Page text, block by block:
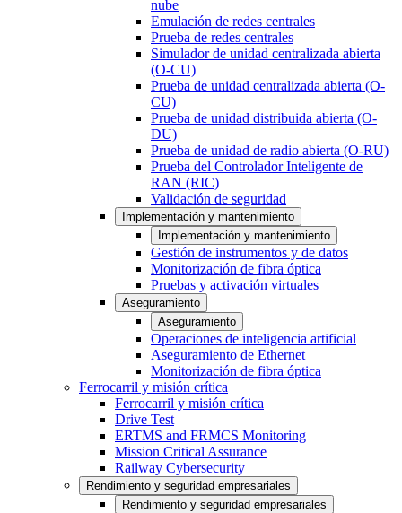
nube
Emulación de redes centrales
Prueba de redes centrales
Simulador de unidad centralizada abierta
(O-CU)
Prueba de unidad centralizada abierta (O-
CU)
Prueba de unidad distribuida abierta (O-
DU)
Prueba de unidad de radio abierta (O-RU)
Prueba del Controlador Inteligente de
RAN (RIC)
Validación de seguridad
Implementación y mantenimiento
Implementación y mantenimiento
Gestión de instrumentos y de datos
Monitorización de fibra óptica
Pruebas y activación virtuales
Aseguramiento
Aseguramiento
Operaciones de inteligencia artificial
Aseguramiento de Ethernet
Monitorización de fibra óptica
Ferrocarril y misión crítica
Ferrocarril y misión crítica
Drive Test
ERTMS and FRMCS Monitoring
Mission Critical Assurance
Railway Cybersecurity
Rendimiento y seguridad empresariales
Rendimiento y seguridad empresariales